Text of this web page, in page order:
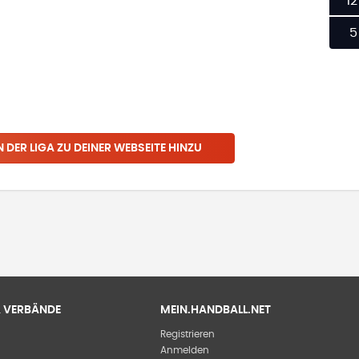
5
DER LIGA ZU DEINER WEBSEITE HINZU
VERBÄNDE MEIN.HANDBALL.NET
Registrieren
Anmelden